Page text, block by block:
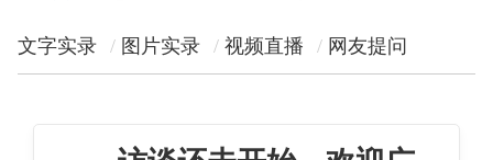
文字实录 图片实录 视频直播 网友提问